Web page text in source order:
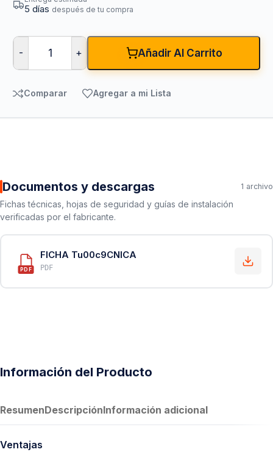
5 días después de tu compra
- + Añadir Al Carrito
Comparar Agregar a mi Lista
Documentos y descargas 1 archivo
Fichas técnicas, hojas de seguridad y guías de instalación
verificadas por el fabricante.
PDF
FICHA Tu00c9CNICA
PDF
Información del Producto
ResumenDescripciónInformación adicional
Ventajas